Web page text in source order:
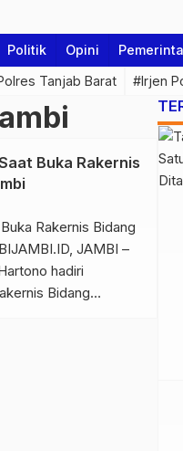
Politik Opini
Tanjab Barat #Irjen
Buka Rakernis
Rakernis Bidang
JAMBI –
hadiri
Bidang